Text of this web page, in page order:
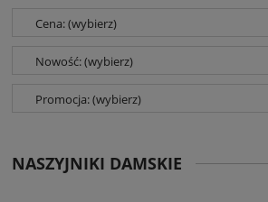
Cena: (wybierz)
Nowość: (wybierz)
Promocja: (wybierz)
NASZYJNIKI DAMSKIE